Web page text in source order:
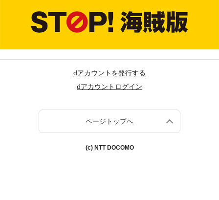
dアカウントを発行する
dアカウントログイン
ページトップへ
(c) NTT DOCOMO